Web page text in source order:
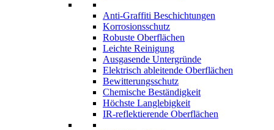
Anti-Graffiti Beschichtungen
Korrosionsschutz
Robuste Oberflächen
Leichte Reinigung
Ausgasende Untergründe
Elektrisch ableitende Oberflächen
Bewitterungsschutz
Chemische Beständigkeit
Höchste Langlebigkeit
IR-reflektierende Oberflächen